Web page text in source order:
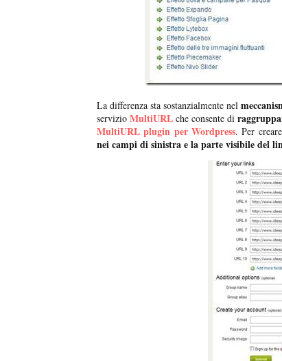
La differenza sta sostanzialmente nel
servizio MultiURL che consente di
MultiURL plugin per Wordpress. Per
nei campi di sinistra e la parte visibile del